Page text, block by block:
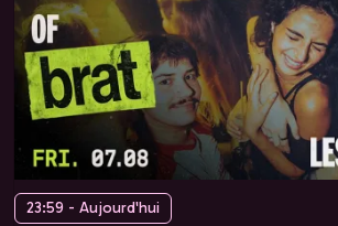
23:59 - Aujourd'hui